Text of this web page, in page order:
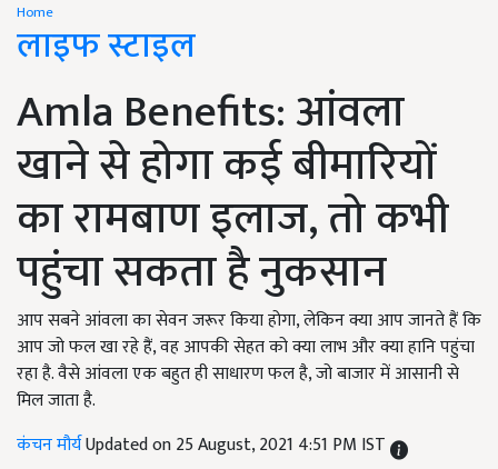
Home
लाइफ स्टाइल
Amla Benefits: आंवला
खाने से होगा कई बीमारियों
का रामबाण इलाज, तो कभी
पहुंचा सकता है नुकसान
आप सबने आंवला का सेवन जरूर किया होगा, लेकिन क्या आप जानते हैं कि
आप जो फल खा रहे हैं, वह आपकी सेहत को क्या लाभ और क्या हानि पहुंचा
रहा है. वैसे आंवला एक बहुत ही साधारण फल है, जो बाजार में आसानी से
मिल जाता है.
कंचन मौर्यUpdated on 25 August, 2021 4:51 PM IST